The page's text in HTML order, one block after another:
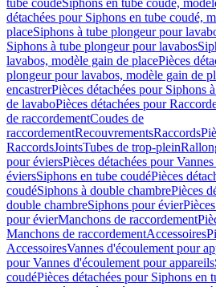
tube coudéSiphons en tube coudé,
détachées pour Siphons en tube coudé,
placeSiphons à tube plongeur pour
Siphons à tube plongeur pour lavabos
lavabos, modèle gain de placePièces
plongeur pour lavabos, modèle gain de
encastrerPièces détachées pour Siphons
de lavaboPièces détachées pour
de raccordementCoudes de
raccordementRecouvrementsRaccords
RaccordsJointsTubes de trop-plein
pour éviersPièces détachées pour
éviersSiphons en tube coudéPièces
coudéSiphons à double chambrePièces
double chambreSiphons pour évier
pour évierManchons de raccordement
Manchons de raccordementAccessoires
AccessoiresVannes d'écoulement pour
pour Vannes d'écoulement pour appareils
coudéPièces détachées pour Siphons en